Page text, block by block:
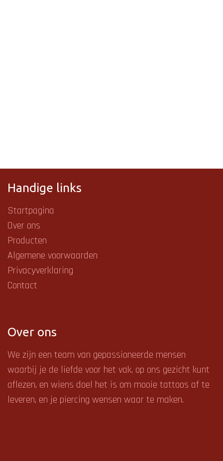
Handige links
Startpagina
Over ons
Producten
Algemene voorwaarden
Privacyverklaring
Contact
Over ons
We zijn een team van gepassioneerde mensen
waarbij je de liefde voor het vak, op ons gezicht kunt
aflezen, en wiens doel het is om mooie tattoos af te
leveren, en je piercing wensen waar te maken.